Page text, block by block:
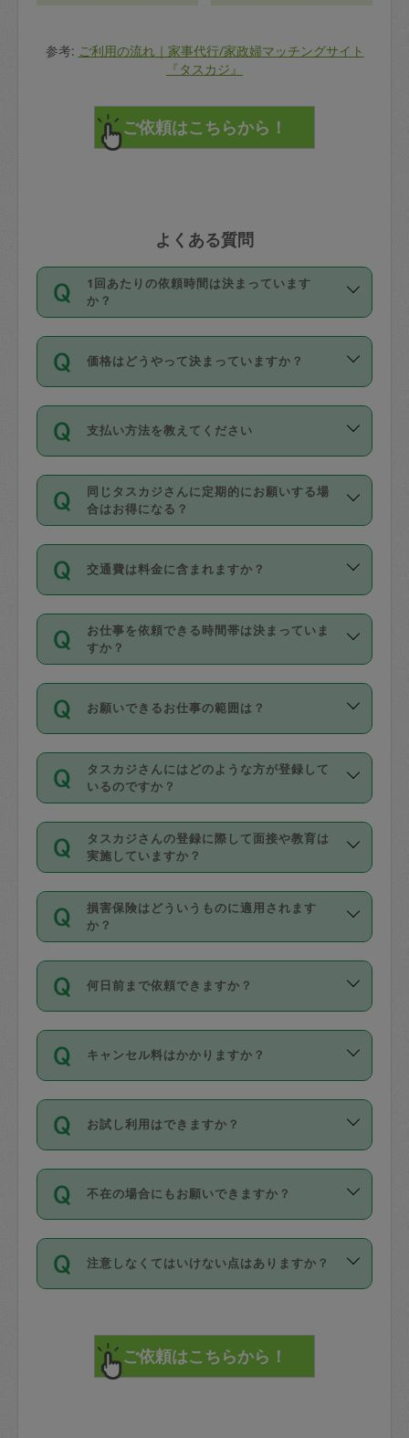
参考: ご利用の流れ｜家事代行/家政婦マッチングサイト
『タスカジ』
よくある質問
1回あたりの依頼時間は決まっています
か？
依頼1回につき3時間固定です。3時間を
超えて依頼したい場合は、延長機能をご
利用ください。機能をご利用いただくに
の上事前申請することが必要です。な
お、3時間を下回っても、値引き等はござ
いません。
価格はどうやって決まっていますか？
11種類の価格帯の中からタスカジさん自
身が価格を選んで設定しています。
タスカジさんの価格設定には最初は制限
があり、レビュー件数、レビューの平均
値、などで除々に設定可能な最高額が上
がっていく仕組みになっています。
支払い方法を教えてください
お支払方法はクレジットカード（Visa／
Master／JCB／AMERICAN EXPRESS／
Diners Club）のみとなります。
を行う際にご入力ください。プロフィー
ル登録時にはご入力いただかなくても大
丈夫です。
デビットカード・プリペイドカード（Vプ
リカ、au WALLETなど）は支払にはご利
銀行振込や現金払いも対応していませ
なお、タスカジさんの交通費も、依頼料
金のご請求と合わせてお支払いとなりま
動計算で表示されます。
同じタスカジさんに定期的にお願いする場
合はお得になる？
依頼には「スポット」と「定期（毎週｜
隔週）」があり、「定期」の依頼は「ス
ポット」よりお得な料金でご利用できま
す。
定期の最低利用回数は設けていない代わ
りに、一定数を超えたキャンセルは有償
（例：毎週定期の場合は３回以上のキャ
ンセルが有償（1200円、隔週定期の場合
は２回以上のキャンセルが有償（1200
交通費は料金に含まれますか？
交通費は依頼料金とは別途発生し、依頼
料金のご請求と合わせてお支払いとなり
ます。交通費の金額は「依頼の詳細」に
お仕事を依頼できる時間帯は決まっていま
すか？
時間帯は3種類あります。いずれも１回あ
たり３時間です。
・ＡＭ ９時～１２時
・ＰＭ １３時～１６時
・夜 １８時～２１時
開始時間を２時間前後変更することが可
能です。依頼送信後、個別にタスカジさ
んにメッセージを送り調整してくださ
い。ただし、２時間を越えての調整はで
時間も被らない場合、損害保険の対象外
お願いできるお仕事の範囲は？
掃除、整理収納、洗濯、買い物、料理、
作り置きです。タスカジさんによってで
きる仕事の範囲が異なりますので、依頼
する前にタスカジさんのプロフィールで
確認してください。
基本的に、高所での作業や危険作業、屋
外での作業は対象外です。
タスカジさんにはどのような方が登録して
いるのですか？
主婦として長年の家事経験をお持ちの
方、栄養士・調理師といった資格者で保
育園や学校の給食やレストランで料理関
係の専門職に従事されていた方、日本で
すでにハウスキーパーや英語の先生とし
てお仕事をしているフィリピン出身の
社員など様々なバックグラウンドの方が
登録しています。
日本語も話せる方など様々です。
ールに記載していますので、各自の得意
を依頼してください。
タスカジさんの登録に際して面接や教育は
実施していますか？
応募の際に、各自事務局との面接と説明
を行っています。その後、身分証明書の
写真提出をしていただいています。外国
確認しています。タスカジさんトレーニ
ング動画を使ったセルフトレーニングの
現場トライアルを受け、合格したタスカ
ジさんが活動されています。
※テストセンターの講評は１件目のレビュ
参考
【詳細】タスカジさんの登録に際
損害保険はどういうものに適用されます
か？
依頼者とタスカジさんとの間でタスカジ
を通して成立した作業時間内での作業に
適用されます。作業範囲は、掃除、洗
です。作業中に物を壊したり、人にけが
をさせたりした場合が対象で、補償金額
す。
写真を撮り、
詳細FAQ：
損害賠償保険について教えて
何日前まで依頼できますか？
ご依頼は、現在を起点に3日後（72時間
以降）の日時から受付可能となっていま
す。
タスカジさんへ「募集」をかけることが
可能です。
キャンセル料はかかりますか？
キャンセル料には、以下の2種類がありま
す。
1. 直前キャンセル（定期、スポット契約
共通）
72時間を超える※と、以下のキャンセル
料が発生します。
直前キャンセル料：
72時間前〜24時間前＝依頼料金の50%
お試し利用はできますか？
「お試し利用」というメニューはありま
せんが、「一回のみ」依頼を活用するこ
とによって、気に入ったタスカジさんを
まず、条件の合う気になるタスカジさ
みてください。
その後、一番気に入ったタスカジさんに
不在の場合にもお願いできますか？
不在の場合の作業はタスカジさんの同意
が必要です。数回の依頼ののち、タスカ
ジさんと依頼者の間で十分な信頼関係が
てください。
不在時に部屋に入るためにタスカジさん
注意しなくてはいけない点はありますか？
で、必ず鍵のかかるロッカーや金庫に入
れて依頼者の責任の元管理するよう心掛
けてください。